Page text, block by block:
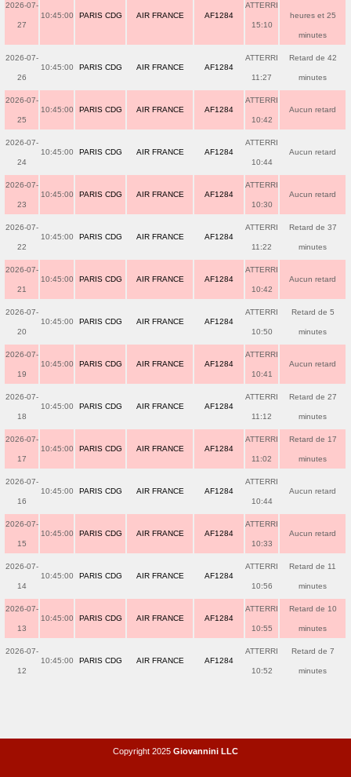
2026-07-
27
10:45:00 PARIS CDG AIR FRANCE AF1284
ATTERRI
15:10
heures et 25
minutes
2026-07-
26
10:45:00 PARIS CDG AIR FRANCE AF1284
ATTERRI
11:27
Retard de 42
minutes
2026-07-
25
10:45:00 PARIS CDG AIR FRANCE AF1284
ATTERRI
10:42
Aucun retard
2026-07-
24
10:45:00 PARIS CDG AIR FRANCE AF1284
ATTERRI
10:44
Aucun retard
2026-07-
23
10:45:00 PARIS CDG AIR FRANCE AF1284
ATTERRI
10:30
Aucun retard
2026-07-
22
10:45:00 PARIS CDG AIR FRANCE AF1284
ATTERRI
11:22
Retard de 37
minutes
2026-07-
21
10:45:00 PARIS CDG AIR FRANCE AF1284
ATTERRI
10:42
Aucun retard
2026-07-
20
10:45:00 PARIS CDG AIR FRANCE AF1284
ATTERRI
10:50
Retard de 5
minutes
2026-07-
19
10:45:00 PARIS CDG AIR FRANCE AF1284
ATTERRI
10:41
Aucun retard
2026-07-
18
10:45:00 PARIS CDG AIR FRANCE AF1284
ATTERRI
11:12
Retard de 27
minutes
2026-07-
17
10:45:00 PARIS CDG AIR FRANCE AF1284
ATTERRI
11:02
Retard de 17
minutes
2026-07-
16
10:45:00 PARIS CDG AIR FRANCE AF1284
ATTERRI
10:44
Aucun retard
2026-07-
15
10:45:00 PARIS CDG AIR FRANCE AF1284
ATTERRI
10:33
Aucun retard
2026-07-
14
10:45:00 PARIS CDG AIR FRANCE AF1284
ATTERRI
10:56
Retard de 11
minutes
2026-07-
13
10:45:00 PARIS CDG AIR FRANCE AF1284
ATTERRI
10:55
Retard de 10
minutes
2026-07-
12
10:45:00 PARIS CDG AIR FRANCE AF1284
ATTERRI
10:52
Retard de 7
minutes
Copyright 2025 Giovannini LLC